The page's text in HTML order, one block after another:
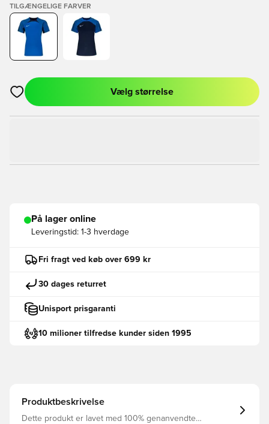
TILGÆNGELIGE FARVER
Åbner en Modal til at logge ind eller tilmelde dig som medlem
Vælg størrelse
På lager online
Leveringstid: 1-3 hverdage
Fri fragt ved køb over 699 kr
30 dages returret
Unisport prisgaranti
10 milioner tilfredse kunder siden 1995
Produktbeskrivelse
Dette produkt er lavet med 100% genanvendte